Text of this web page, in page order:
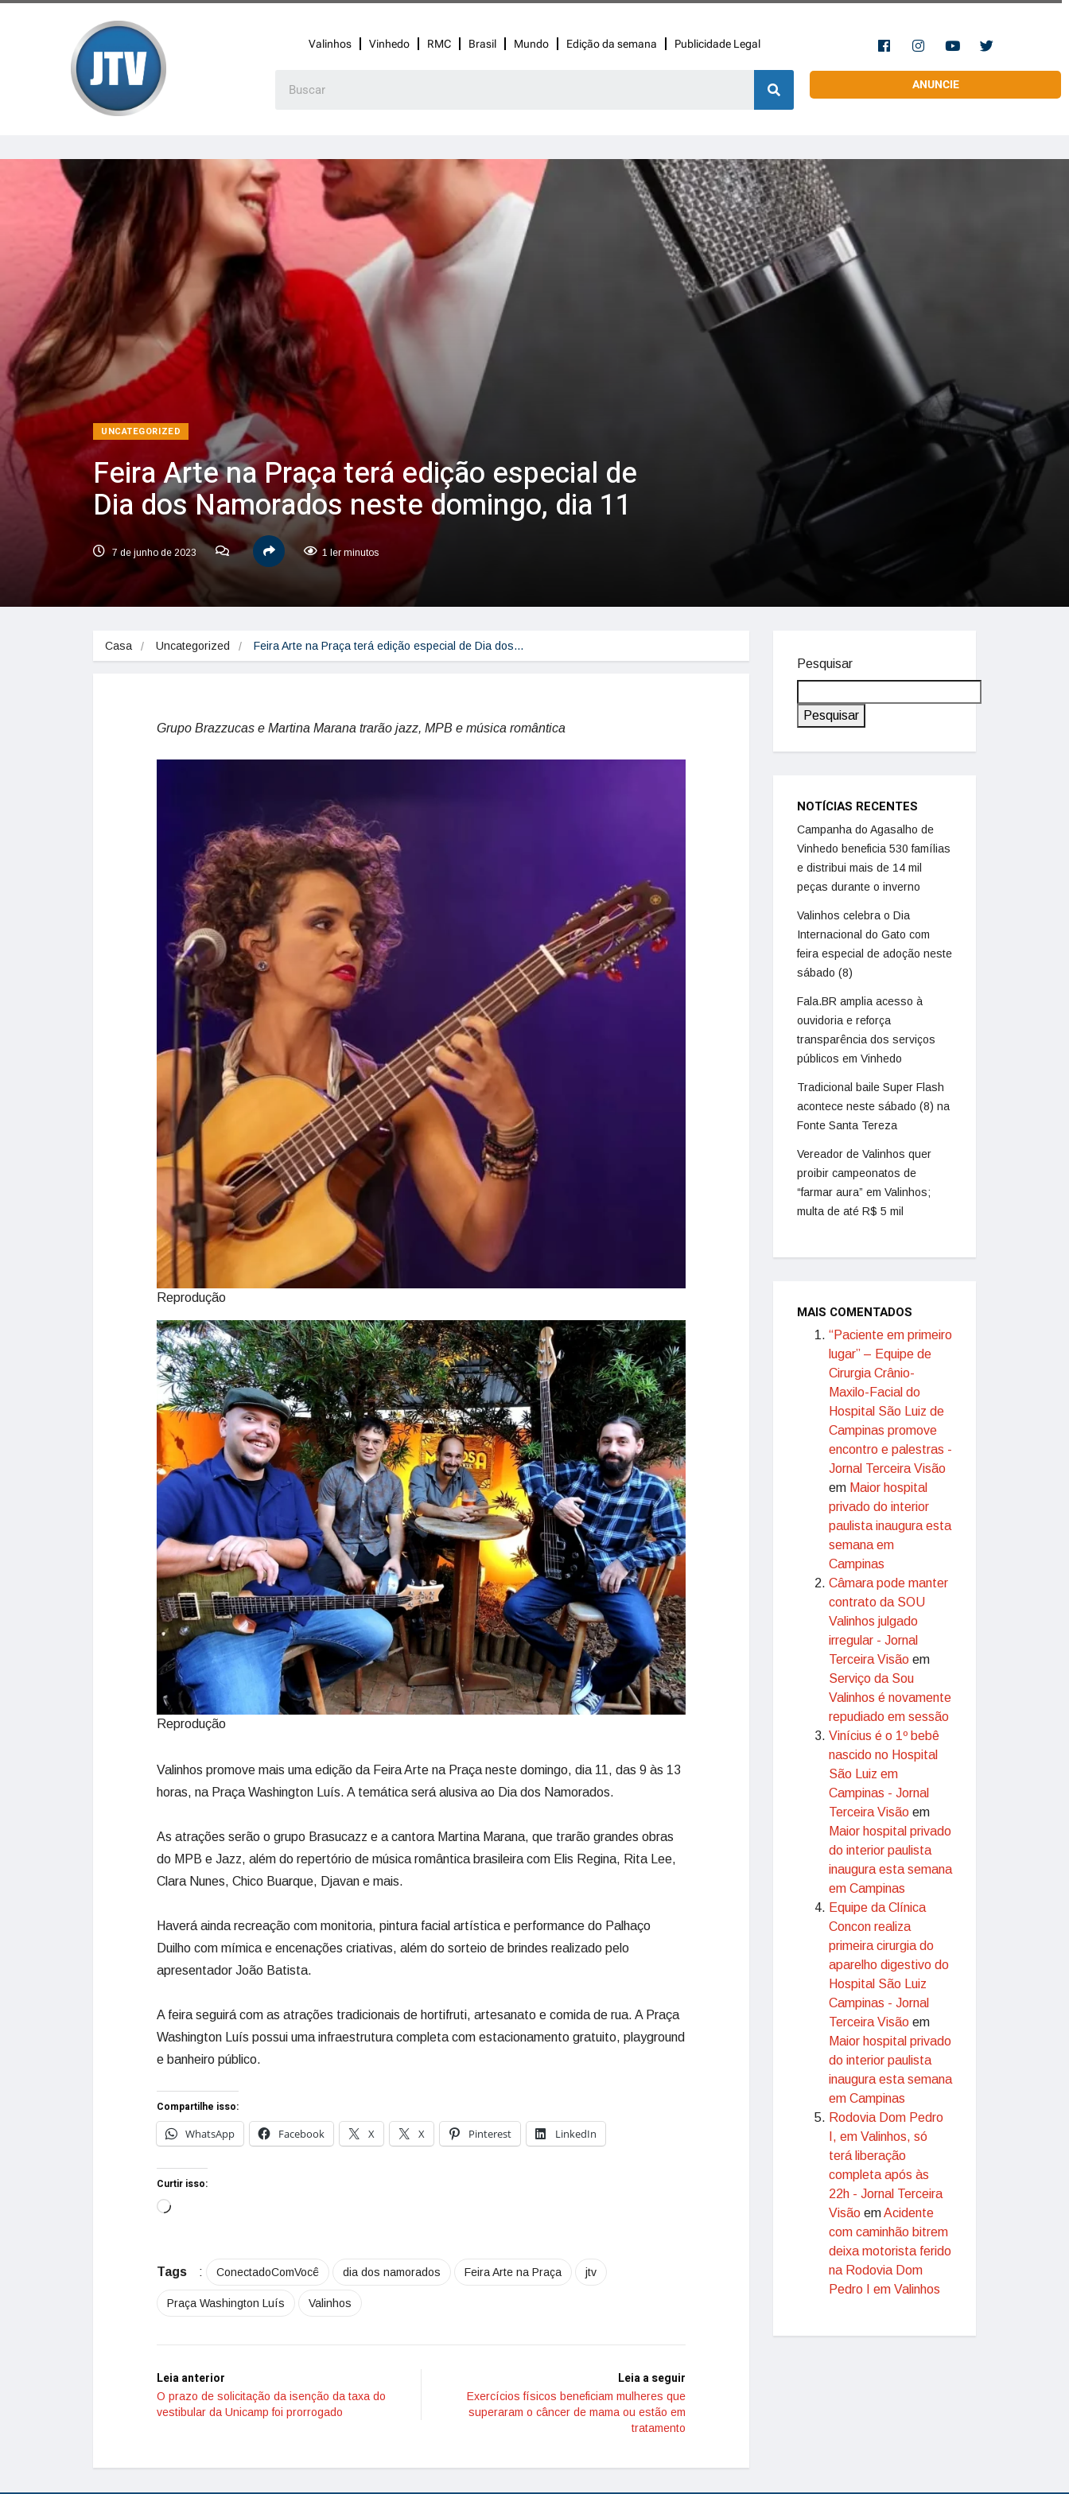
Valinhos Vinhedo RMC Brasil Mundo Edição da semana Publicidade Legal
ANUNCIE
UNCATEGORIZED
Feira Arte na Praça terá edição especial de
Dia dos Namorados neste domingo, dia 11
7 de junho de 2023 1 ler minutos
Casa Uncategorized Feira Arte na Praça terá edição especial de Dia dos…
Grupo Brazzucas e Martina Marana trarão jazz, MPB e música romântica
Reprodução
Reprodução
Valinhos promove mais uma edição da Feira Arte na Praça neste domingo, dia 11, das 9 às 13
horas, na Praça Washington Luís. A temática será alusiva ao Dia dos Namorados.
As atrações serão o grupo Brasucazz e a cantora Martina Marana, que trarão grandes obras
do MPB e Jazz, além do repertório de música romântica brasileira com Elis Regina, Rita Lee,
Clara Nunes, Chico Buarque, Djavan e mais.
Haverá ainda recreação com monitoria, pintura facial artística e performance do Palhaço
Duilho com mímica e encenações criativas, além do sorteio de brindes realizado pelo
apresentador João Batista.
A feira seguirá com as atrações tradicionais de hortifruti, artesanato e comida de rua. A Praça
Washington Luís possui uma infraestrutura completa com estacionamento gratuito, playground
e banheiro público.
Compartilhe isso:
WhatsApp
Facebook X X Pinterest LinkedIn
Curtir isso:
Tags : ConectadoComVocê dia dos namorados Feira Arte na Praça jtv
Praça Washington Luís Valinhos
Leia anterior
O prazo de solicitação da isenção da taxa do
vestibular da Unicamp foi prorrogado
Leia a seguir
Exercícios físicos beneficiam mulheres que
superaram o câncer de mama ou estão em
tratamento
Pesquisar
Pesquisar
NOTÍCIAS RECENTES
Campanha do Agasalho de
Vinhedo beneficia 530 famílias
e distribui mais de 14 mil
peças durante o inverno
Valinhos celebra o Dia
Internacional do Gato com
feira especial de adoção neste
sábado (8)
Fala.BR amplia acesso à
ouvidoria e reforça
transparência dos serviços
públicos em Vinhedo
Tradicional baile Super Flash
acontece neste sábado (8) na
Fonte Santa Tereza
Vereador de Valinhos quer
proibir campeonatos de
“farmar aura” em Valinhos;
multa de até R$ 5 mil
MAIS COMENTADOS
“Paciente em primeiro
lugar” – Equipe de
Cirurgia Crânio-
Maxilo-Facial do
Hospital São Luiz de
Campinas promove
encontro e palestras -
Jornal Terceira Visão
em Maior hospital
privado do interior
paulista inaugura esta
semana em
Campinas
Câmara pode manter
contrato da SOU
Valinhos julgado
irregular - Jornal
Terceira Visão em
Serviço da Sou
Valinhos é novamente
repudiado em sessão
Vinícius é o 1º bebê
nascido no Hospital
São Luiz em
Campinas - Jornal
Terceira Visão em
Maior hospital privado
do interior paulista
inaugura esta semana
em Campinas
Equipe da Clínica
Concon realiza
primeira cirurgia do
aparelho digestivo do
Hospital São Luiz
Campinas - Jornal
Terceira Visão em
Maior hospital privado
do interior paulista
inaugura esta semana
em Campinas
Rodovia Dom Pedro
I, em Valinhos, só
terá liberação
completa após às
22h - Jornal Terceira
Visão emAcidente
com caminhão bitrem
deixa motorista ferido
na Rodovia Dom
Pedro I em Valinhos